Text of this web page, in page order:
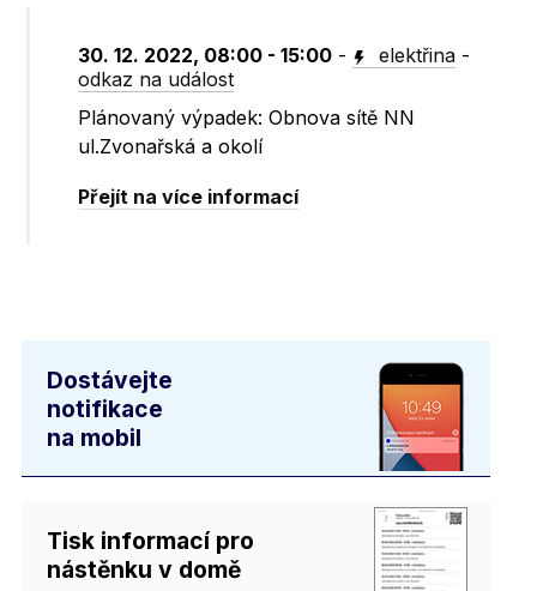
30. 12. 2022, 08:00 - 15:00 - elektřina -
odkaz na událost
Plánovaný výpadek: Obnova sítě NN
ul.Zvonařská a okolí
Přejít na více informací
Dostávejte
notifikace
na mobil
Tisk informací pro
nástěnku v domě